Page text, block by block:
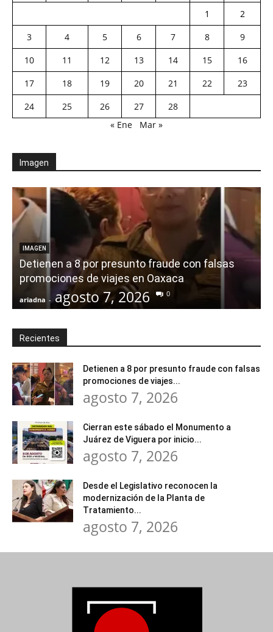
1
2
3
4 5 6 7 8
9
10
11 12 13 14 15
16
17
18 19 20 21 22
23
24
25 26 27
28
« Ene
Mar »
Imagen
IMAGEN
Detienen a 8 por presunto fraude con falsas
promociones de viajes en Oaxaca
ariadna - agosto 7, 2026 0
Recientes
Detienen a 8 por presunto fraude con falsas
promociones de viajes...
agosto 7, 2026
Cierran este sábado el Monumento a
Juárez de Viguera por inicio...
agosto 7, 2026
Desde el Legislativo reconocen la
modernización de la Planta de
Tratamiento...
agosto 7, 2026